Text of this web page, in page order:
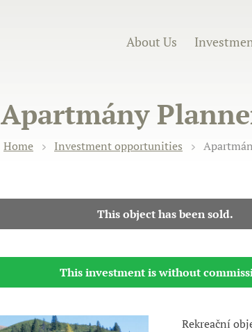
About Us
Apartmány
Home Investment opportunities
This object has been sold.
This investment is without
Rekreační